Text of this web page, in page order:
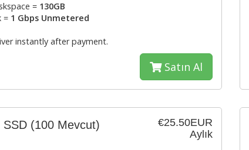
= 130GB
= 1 Gbps Unmetered
instantly after payment.
Satın Al
€25.50EUR
Aylık
SSD (100 Mevcut)